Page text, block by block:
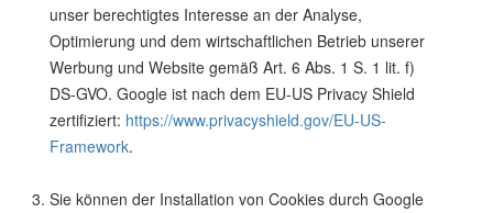
unser berechtigtes Interesse an der Analyse,
Optimierung und dem wirtschaftlichen Betrieb unserer
Werbung und Website gemäß Art. 6 Abs. 1 S. 1 lit. f)
DS-GVO. Google ist nach dem EU-US Privacy Shield
zertifiziert: https://www.privacyshield.gov/EU-US-
Framework.
Sie können der Installation von Cookies durch Google